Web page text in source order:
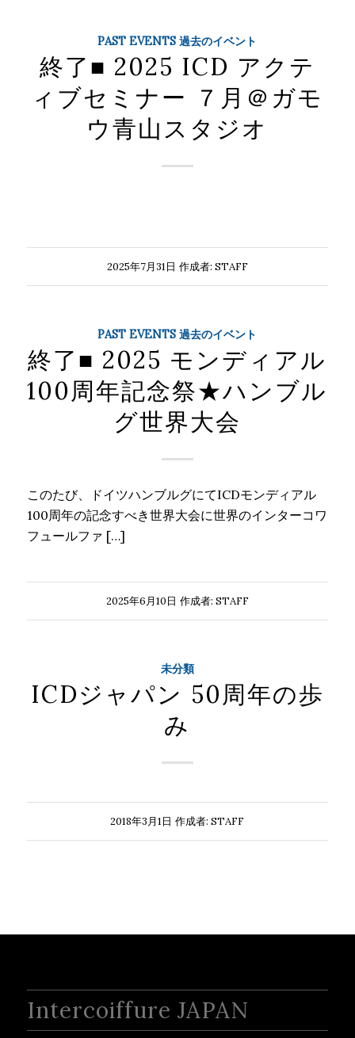
PAST EVENTS 過去のイベント
終了■ 2025 ICD アクテ
ィブセミナー ７月＠ガモ
ウ青山スタジオ
2025年7月31日 作成者: STAFF
PAST EVENTS 過去のイベント
終了■ 2025 モンディアル
100周年記念祭★ハンブル
グ世界大会
このたび、ドイツハンブルグにてICDモンディアル
100周年の記念すべき世界大会に世界のインターコワ
フュールファ […]
2025年6月10日 作成者: STAFF
未分類
ICDジャパン 50周年の歩
み
2018年3月1日 作成者:STAFF
Intercoiffure JAPAN